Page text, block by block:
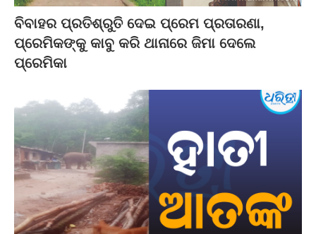
ବିବାହର ପ୍ରତିଶ୍ରୁତି ଦେଇ ପ୍ରେମ ପ୍ରତାରଣା,
ପ୍ରେମିକଙ୍କୁ କାବୁ କରି ଥାନାରେ ଜିମା ଦେଲେ
ପ୍ରେମିକା